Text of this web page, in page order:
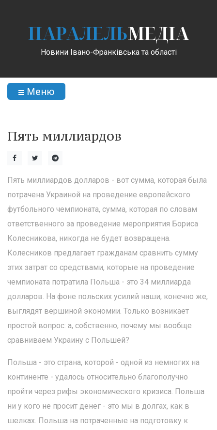
ПАРАЛЕЛЬМЕДІА
Новини Івано-Франківська та області
Меню
Пять миллиардов
Пять миллиардов долларов - вот сумма, которая была
потрачена Украиной на проведение европейского
футбольного чемпионата, сумма, которая по словам
ответственного за проведение мероприятия Бориса
Колесникова, никогда не будет возвращена.
Колесников предлагает гражданам сравнить сумму
этих затрат со средствами, которые на проведение
чемпионата потратила Польша - это 34 миллиарда
долларов. На фоне польских усилий наши, конечно же,
выглядят вершиной экономии. Только возникает
простой вопрос: а, собственно, почему мы вообще
сравниваем Украину с Польшей?
Польша - это страна, которой - одной из немногих на
континенте - удалось относительно благополучно
пройти через рифы экономического кризиса. Польша
ни у кого не просит денег - это мы в долгах, как в
шелках. Польша на потраченные на подготовку к